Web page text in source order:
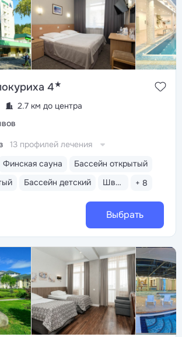
баня, финская и инфракрасная
купель
4★
2.7 км до центра
Финская сауна
Бассейн открытый
Бассейн детский Шведский стол + 8
13 профилей лечения
Выбрать